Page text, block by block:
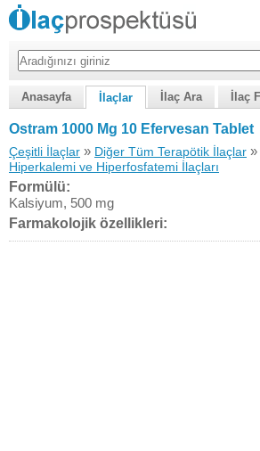
Anasayfa İlaçlar İlaç Ara İlaç
Ostram 1000 Mg 10 Efervesan Tablet
Çeşitli İlaçlar » Diğer Tüm Terapötik İlaçlar »
Hiperkalemi ve Hiperfosfatemi İlaçları
Formülü:
Kalsiyum, 500 mg
Farmakolojik özellikleri: